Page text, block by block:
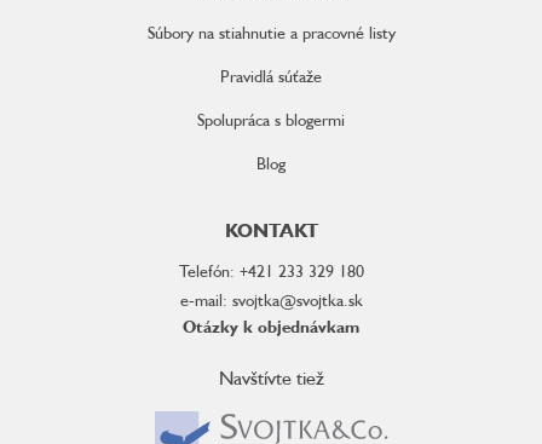
Súbory na stiahnutie a pracovné listy
Pravidlá súťaže
Spolupráca s blogermi
Blog
KONTAKT
Telefón: +421 233 329 180
e-mail: svojtka@svojtka.sk
Otázky k objednávkam
Navštívte tiež